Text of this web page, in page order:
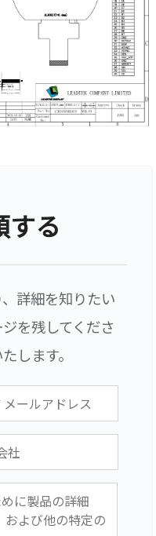
する
詳細を知りたい
を残してくださ
します。